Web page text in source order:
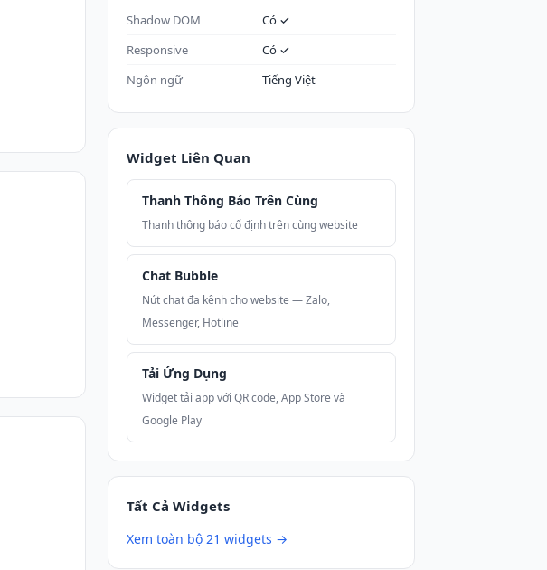
Shadow DOM
Có ✓
Responsive
Có ✓
Ngôn ngữ
Tiếng Việt
Widget Liên Quan
Thanh Thông Báo Trên Cùng
Thanh thông báo cố định trên cùng website
Chat Bubble
Nút chat đa kênh cho website — Zalo,
Messenger, Hotline
Tải Ứng Dụng
Widget tải app với QR code, App Store và
Google Play
Tất Cả Widgets
Xem toàn bộ 21 widgets →